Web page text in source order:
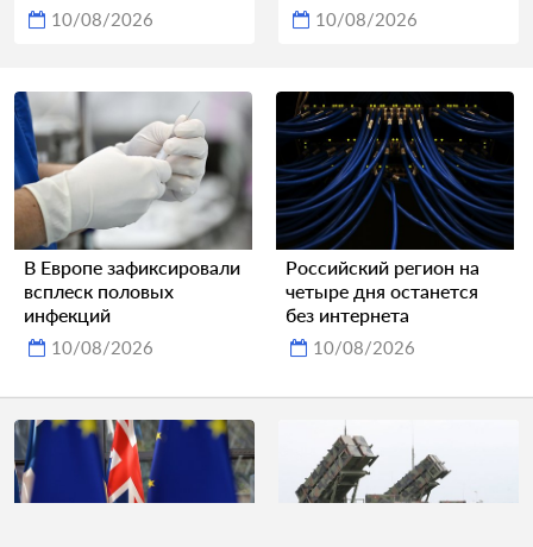
10/08/2026 10/08/2026
В Европе зафиксировали
всплеск половых
инфекций
10/08/2026
Российский регион на
четыре дня останется
без интернета
10/08/2026